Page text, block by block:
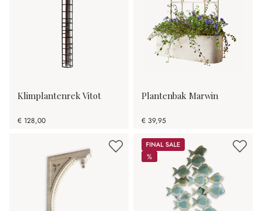
Klimplantenrek Vitot
€ 128,00
Plantenbak Marwin
€ 39,95
Sale
%
%